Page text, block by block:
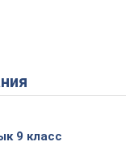
9 класс